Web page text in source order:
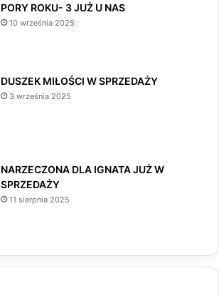
b
k
a
o
PORY ROKU- 3 JUŻ U NAS
10 września 2025
DUSZEK MIŁOŚCI W SPRZEDAŻY
3 września 2025
NARZECZONA DLA IGNATA JUŻ W
SPRZEDAŻY
11 sierpnia 2025